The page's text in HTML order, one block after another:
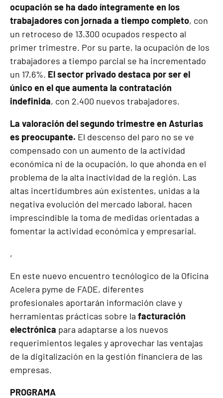
ocupación se ha dado íntegramente en los
trabajadores con jornada a tiempo completo, con
un retroceso de 13.300 ocupados respecto al
primer trimestre. Por su parte, la ocupación de los
trabajadores a tiempo parcial se ha incrementado
un 17,6%. El sector privado destaca por ser el
único en el que aumenta la contratación
indefinida, con 2.400 nuevos trabajadores.
La valoración del segundo trimestre en Asturias
es preocupante. El descenso del paro no se ve
compensado con un aumento de la actividad
económica ni de la ocupación, lo que ahonda en el
problema de la alta inactividad de la región. Las
altas incertidumbres aún existentes, unidas a la
negativa evolución del mercado laboral, hacen
imprescindible la toma de medidas orientadas a
fomentar la actividad económica y empresarial.
,
En este nuevo encuentro tecnólogico de la Oficina
Acelera pyme de FADE, diferentes
profesionales aportarán información clave y
herramientas prácticas sobre la facturación
electrónica para adaptarse a los nuevos
requerimientos legales y aprovechar las ventajas
de la digitalización en la gestión financiera de las
empresas.
PROGRAMA